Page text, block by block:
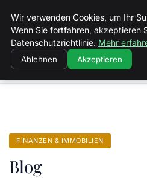
Landkreis
Startseite Finanzen & Immobilien
FINANZEN & IMMOBILIEN
Blog
Wir verwenden Cookies, um Ihr
Wenn Sie fortfahren, akzeptieren
Datenschutzrichtlinie. Mehr
Ablehnen Akzeptieren